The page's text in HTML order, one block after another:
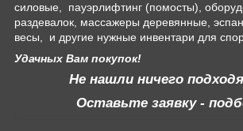
силовые, пауэрлифтинг (помосты),
раздевалок, массажеры деревянные,
весы, и другие нужные инвентари для
Удачных Вам покупок!
Не нашли ничего
Оставьте заявку -